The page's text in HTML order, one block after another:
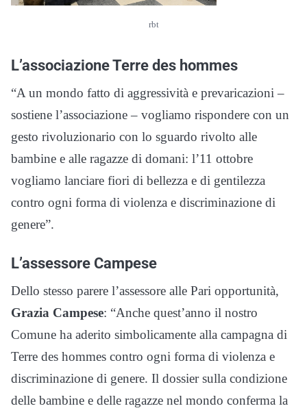
rbt
L’associazione Terre des hommes
“A un mondo fatto di aggressività e prevaricazioni –
sostiene l’associazione – vogliamo rispondere con un
gesto rivoluzionario con lo sguardo rivolto alle
bambine e alle ragazze di domani: l’11 ottobre
vogliamo lanciare fiori di bellezza e di gentilezza
contro ogni forma di violenza e discriminazione di
genere”.
L’assessore Campese
Dello stesso parere l’assessore alle Pari opportunità,
Grazia Campese: “Anche quest’anno il nostro
Comune ha aderito simbolicamente alla campagna di
Terre des hommes contro ogni forma di violenza e
discriminazione di genere. Il dossier sulla condizione
delle bambine e delle ragazze nel mondo conferma la